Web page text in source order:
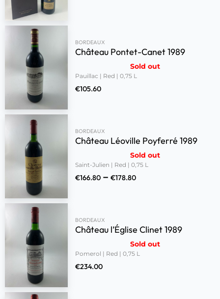
BORDEAUX
Château Pontet-Canet 1989
Sold out
Pauillac | Red | 0,75 L
€105.60
BORDEAUX
Château Léoville Poyferré 1989
Sold out
Saint-Julien | Red | 0,75 L
€166.80 – €178.80
BORDEAUX
Château l’Église Clinet 1989
Sold out
Pomerol | Red | 0,75 L
€234.00